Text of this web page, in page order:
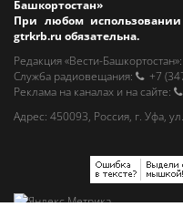
Башкортостан»
При любом
gtrkrb.ru обязательна.
Редакция «Вести-Башкортостан»:
Cлужба радиовещания: +7
Реклама на каналах и на сайте:
Адрес: 450093, Россия, г. Уфа, ул.